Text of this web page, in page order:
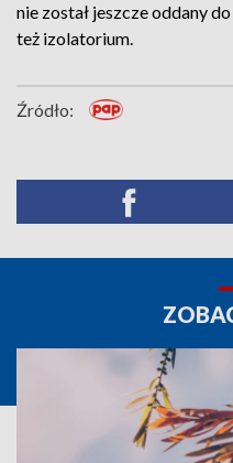
nie został jeszcze oddany
też izolatorium.
Źródło: